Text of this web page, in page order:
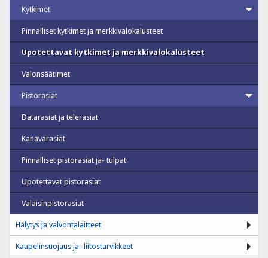
Kytkimet
Pinnalliset kytkimet ja merkkivalokalusteet
Upotettavat kytkimet ja merkkivalokalusteet
Valonsäätimet
Pistorasiat
Datarasiat ja telerasiat
Kanavarasiat
Pinnalliset pistorasiat ja- tulpat
Upotettavat pistorasiat
Valaisinpistorasiat
Hälytys ja valvontalaitteet
Kaapelinsuojaus ja -liitostarvikkeet